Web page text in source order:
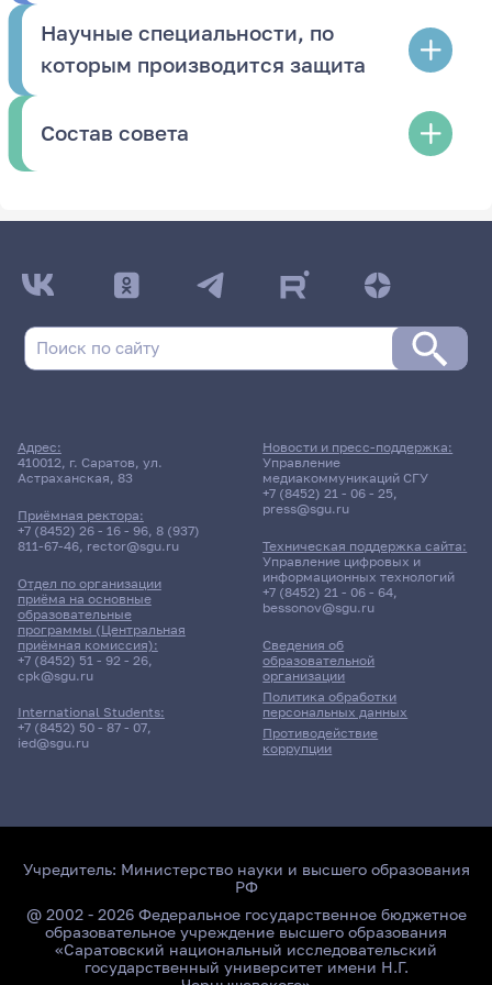
Научные специальности, по
которым производится защита
Состав совета
Адрес:
410012, г. Саратов, ул.
Астраханская, 83
Приёмная ректора:
+7 (8452) 26 - 16 - 96, 8 (937)
811-67-46, rector@sgu.ru
Отдел по организации
приёма на основные
образовательные
программы (Центральная
приёмная комиссия):
+7 (8452) 51 - 92 - 26,
cpk@sgu.ru
International Students:
+7 (8452) 50 - 87 - 07,
ied@sgu.ru
Сведения об
образовательной
организации
Политика обработки
персональных данных
Противодействие
коррупции
Новости и пресс-поддержка:
Управление
медиакоммуникаций СГУ
+7 (8452) 21 - 06 - 25,
press@sgu.ru
Техническая поддержка сайта:
Управление цифровых и
информационных технологий
+7 (8452) 21 - 06 - 64,
bessonov@sgu.ru
Учредитель: Министерство науки и высшего образования
РФ
@ 2002 - 2026 Федеральное государственное бюджетное
образовательное учреждение высшего образования
«Саратовский национальный исследовательский
государственный университет имени Н.Г.